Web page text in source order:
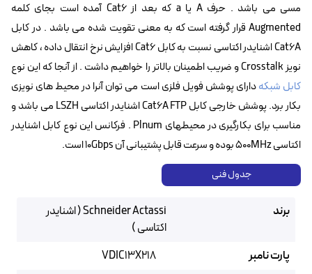
مسی می باشد . حرف A یا a که بعد از Cat6 آمده است بجای کلمه
Augmented قرار گرفته است که به معنی تقویت شده می باشد . در کابل
Cat6A اشنایدر اکتاسی نسبت به کابل Cat6 افزایش نرخ انتقال داده ، کاهش
نویز Crosstalk و ضریب اطمینان بالاتر را خواهیم داشت . از آنجا که این نوع
کابل شبکهدارای پوشش فویل فلزی است می توان آنرا در محیط های نویزی
بکار برد. پوشش خارجی کابل Cat6A FTP اشنایدر اکتاسی LSZH می باشد و
مناسب برای بکارگیری در محیطهای Plnum . فرکانس این نوع کابل اشنایدر
اکتاسی 500MHz بوده و سرعت قابل پشتیبانی آن 10Gbps است.
جدول فنی
برند
Schneider Actassi ( اشنایدر
اکتاسی )
پارت نامبر
VDIC13X218